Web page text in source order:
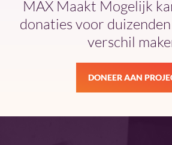
MAX Maakt Mogelijk
donaties voor
verschil
DONEER AAN